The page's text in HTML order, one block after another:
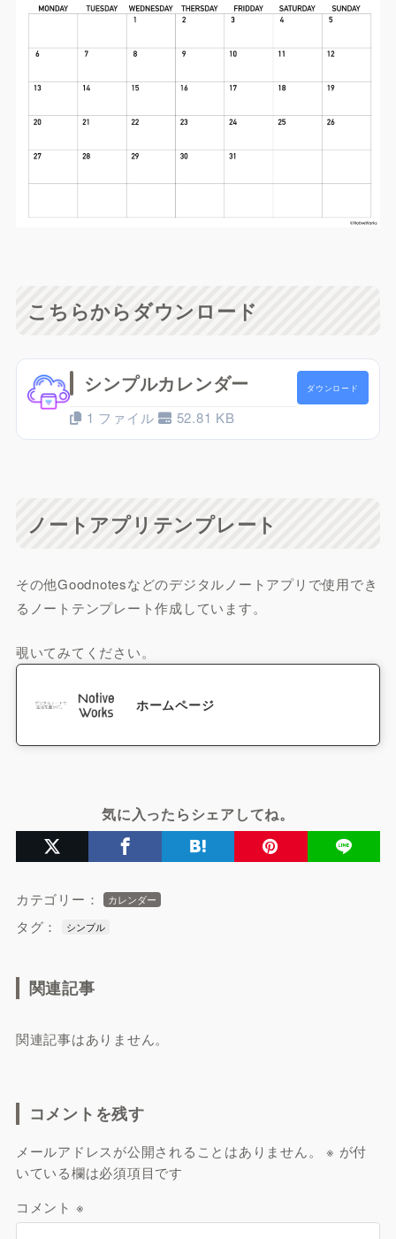
こちらからダウンロード
シンプルカレンダー
1 ファイル 52.81 KB
ダウンロード
ノートアプリテンプレート
その他Goodnotesなどのデジタルノートアプリで使用でき
るノートテンプレート作成しています。
覗いてみてください。
ホームページ
気に入ったらシェアしてね。
カテゴリー： カレンダー
タグ： シンプル
関連記事
関連記事はありません。
コメントを残す
メールアドレスが公開されることはありません。 ※ が付
いている欄は必須項目です
コメント ※